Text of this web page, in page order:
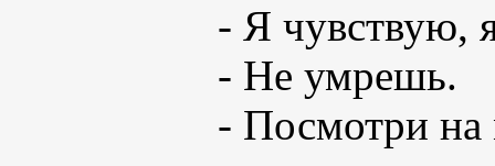
- Я чувствую,
- Не умрешь.
- Посмотри на